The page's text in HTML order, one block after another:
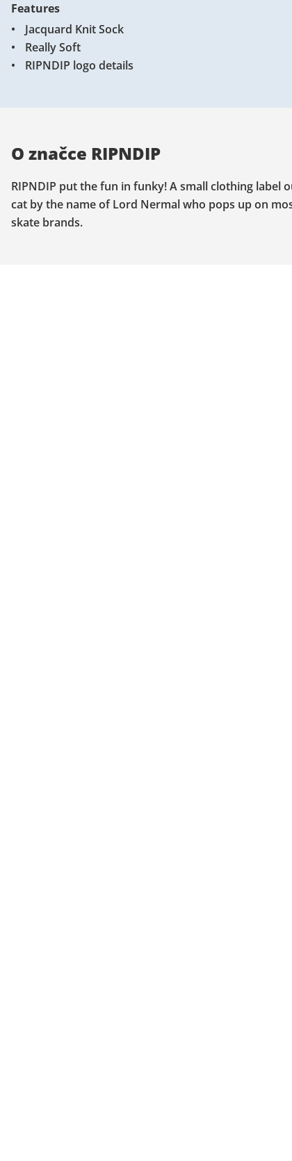
Features
Jacquard Knit Sock
Really Soft
RIPNDIP logo details
O značce RIPNDIP
RIPNDIP put the fun in funky! A small clothing label
cat by the name of Lord Nermal who pops up on
skate brands.